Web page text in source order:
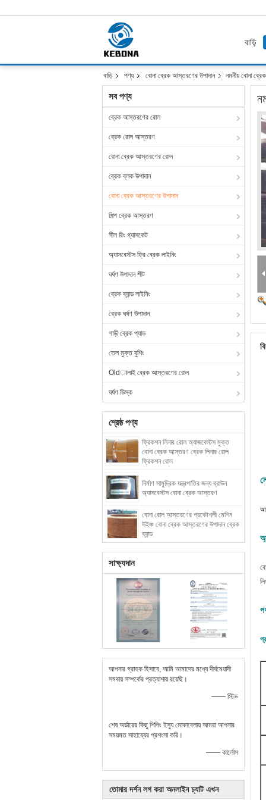
বাড়ি
বাড়ি পণ্য বোনা ব্রেক আস্তরণের উপাদান নমনীয় বোনা
সব পণ্য
ব্রেক আস্তরণের রোল
ব্রেক রোল আস্তরণ
বোনা ব্রেক আস্তরণের রোল
ব্রেক ব্লক উপাদান
বোনা ব্রেক আস্তরণের উপাদান
শিল্প ব্রেক আস্তরণ
সীল রিং গ্যাসকেট
অ্যাসবেস্টস ফ্রি ব্রেক লাইনিং
ঘর্ষণ উপাদান শীট
ব্রেক ব্যান্ড লাইনিং
ব্রেক ঘর্ষণ উপাদান
গাড়ী ব্রেক প্যাড
তেল মুক্ত বুশিং
Oldালাই ব্রেক আস্তরণের রোল
ঘর্ষণ ডিস্ক
শ্রেষ্ঠ পণ্য
ফ্রিকশন লিনার রোল অ্যাজবেস্টস মুক্ত
বোনা ব্রেক আস্তরণ ব্রেক লিনার রোল
ফ্রিকশন রোল
নির্মাণ সামুদ্রিক যন্ত্রপাতির জন্য ব্রাউন
অ্যাসবেস্টস বোনা ব্রেক আস্তরণ
বোনা রোল আস্তরণের প্রকৌশলী মেশিন
উইঞ্চ বোনা ব্রেক আস্তরণের উপাদান ব্রেক
ব্যান্ড
সাক্ষ্যদান
আপনার গ্রাহক হিসাবে, আমি আমাদের মধ্যে দীর্ঘমেয়াদী
সমবায় সম্পর্কের প্রত্যাশায় রয়েছি।
—— স্টিভ
শেষ অর্ডারের কিছু শিপিং ইস্যু মোকাবেলায় আমরা আপনার
সময়মত সাহায্যের প্রশংসা করি।
—— কার্লোস
তোমার দর্শন লগ করা অনলাইন চ্যাট এখন